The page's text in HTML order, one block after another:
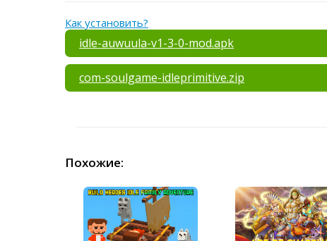
Как установить?
idle-auwuula-v1-3-0-mod.apk
com-soulgame-idleprimitive.zip
Похожие: